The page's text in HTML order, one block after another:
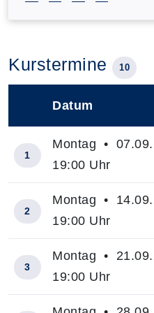
Kurstermine 10
Datum
1
Montag •
19:00 Uhr
2
Montag •
19:00 Uhr
3
Montag •
19:00 Uhr